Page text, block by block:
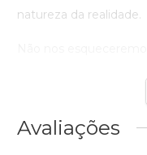
natureza da realidade.
Avaliações